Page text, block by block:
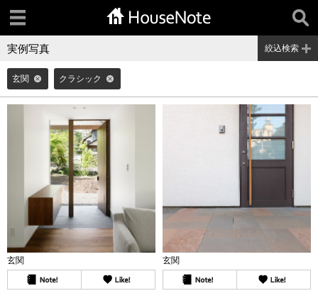
実例写真 絞込検索
玄関 クラシック
玄関 玄関